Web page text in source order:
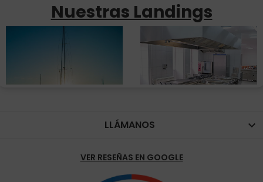
Nuestras Landings
LLÁMANOS 
VER RESEÑAS EN GOOGLE